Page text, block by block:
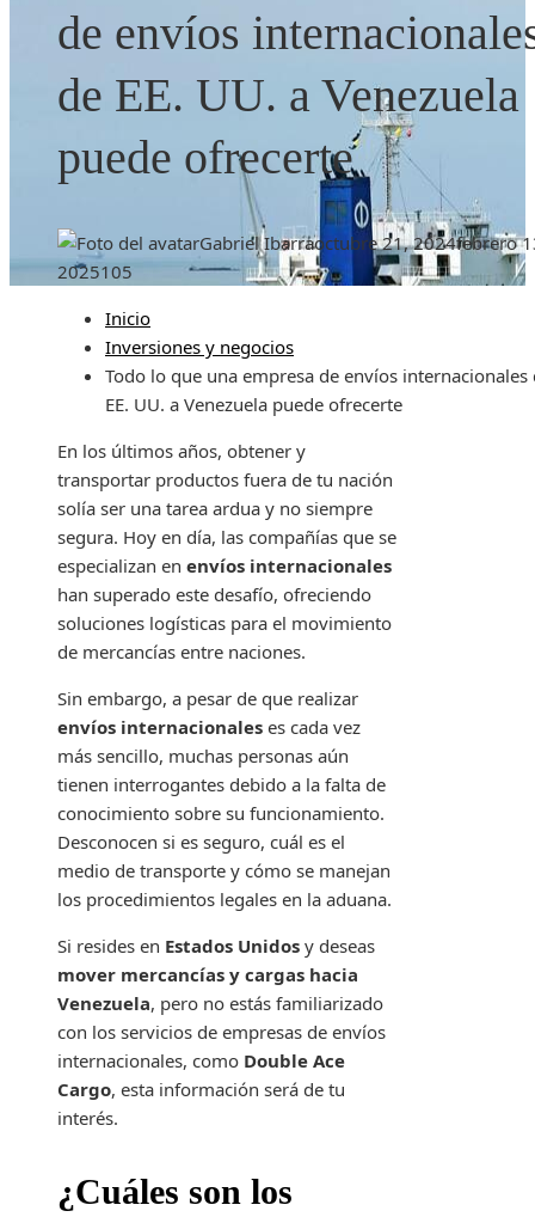
de envíos
de EE. UU. a Venezuela
puede ofrecerte
Gabriel Ibarraoctubre 21, 2024febrero
2025105
Inicio
Inversiones y negocios
Todo lo que una empresa de envíos internacionales
EE. UU. a Venezuela puede ofrecerte
En los últimos años, obtener y
transportar productos fuera de tu nación
solía ser una tarea ardua y no siempre
segura. Hoy en día, las compañías que se
especializan en envíos internacionales
han superado este desafío, ofreciendo
soluciones logísticas para el movimiento
de mercancías entre naciones.
Sin embargo, a pesar de que realizar
envíos internacionales es cada vez
más sencillo, muchas personas aún
tienen interrogantes debido a la falta de
conocimiento sobre su funcionamiento.
Desconocen si es seguro, cuál es el
medio de transporte y cómo se manejan
los procedimientos legales en la aduana.
Si resides en Estados Unidos y deseas
mover mercancías y cargas hacia
Venezuela, pero no estás familiarizado
con los servicios de empresas de envíos
internacionales, como Double Ace
Cargo, esta información será de tu
interés.
¿Cuáles son los